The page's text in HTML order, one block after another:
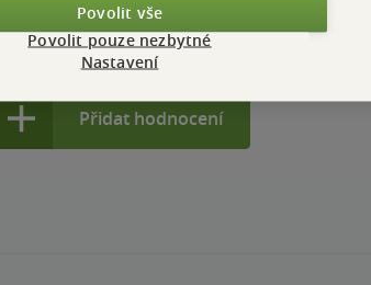
Přidat hodnocení
Povolit vše
Povolit pouze nezbytné
Nastavení